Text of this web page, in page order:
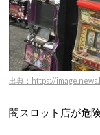
出典：https://
闇スロット店が危